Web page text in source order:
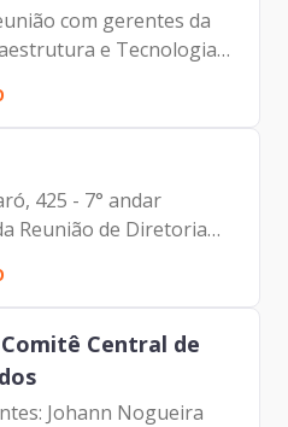
com gerentes da
e Tecnologia
Dantas Mateus
Anderson
425 - 7° andar
Reunião de Diretoria
Dantas Carolina
Central de
Johann Nogueira